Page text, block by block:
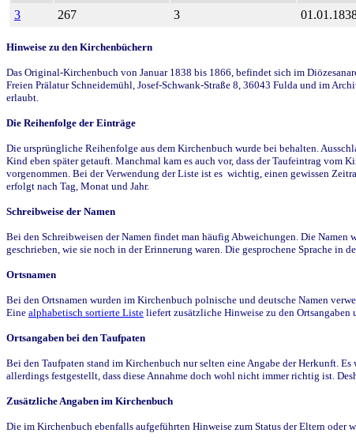
3
267 3
Hinweise zu den Kirchenbüchern
Das Original-Kirchenbuch von Januar 1838 bis 1866, befindet sich im
Freien Prälatur Schneidemühl, Josef-Schwank-Straße 8, 36043 Fulda und im
erlaubt.
Die Reihenfolge der Einträge
Die ursprüngliche Reihenfolge aus dem Kirchenbuch wurde bei behalten.
Kind eben später getauft. Manchmal kam es auch vor, dass der Taufeintrag
vorgenommen. Bei der Verwendung der Liste ist es wichtig, einen gewissen
erfolgt nach Tag, Monat und Jahr.
Schreibweise der Namen
Bei den Schreibweisen der Namen findet man häufig Abweichungen. Die Namen
geschrieben, wie sie noch in der Erinnerung waren. Die gesprochene Sprache
Ortsnamen
Bei den Ortsnamen wurden im Kirchenbuch polnische und deutsche Namen
Eine alphabetisch sortierte Liste liefert zusätzliche Hinweise zu den
Ortsangaben bei den Taufpaten
Bei den Taufpaten stand im Kirchenbuch nur selten eine Angabe der Herkunft.
allerdings festgestellt, dass diese Annahme doch wohl nicht immer richtig ist.
Zusätzliche Angaben im Kirchenbuch
Die im Kirchenbuch ebenfalls aufgeführten Hinweise zum Status der Eltern oder